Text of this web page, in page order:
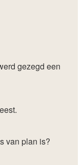
gezegd een
van plan is?